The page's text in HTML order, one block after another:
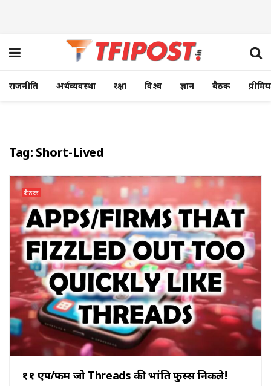
राजनीति अर्थव्यवस्था रक्षा विश्व ज्ञान बैठक
Tag: Short-Lived
बैठक
११ एप/फर्म जो Threads की भांति फुस्स निकले!